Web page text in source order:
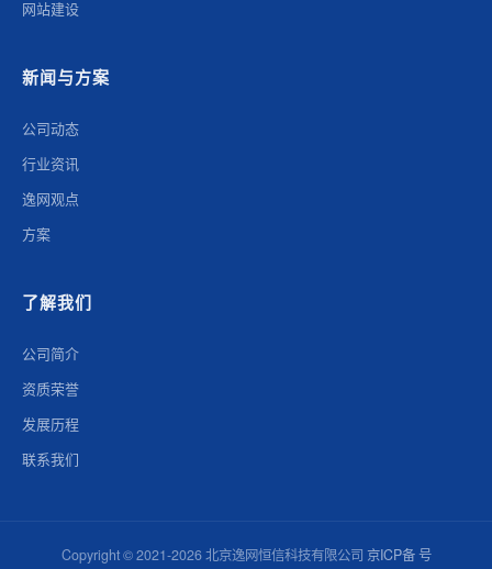
网站建设
新闻与方案
公司动态
行业资讯
逸网观点
方案
了解我们
公司简介
资质荣誉
发展历程
联系我们
Copyright © 2021-2026 北京逸网恒信科技有限公司 京ICP备 号